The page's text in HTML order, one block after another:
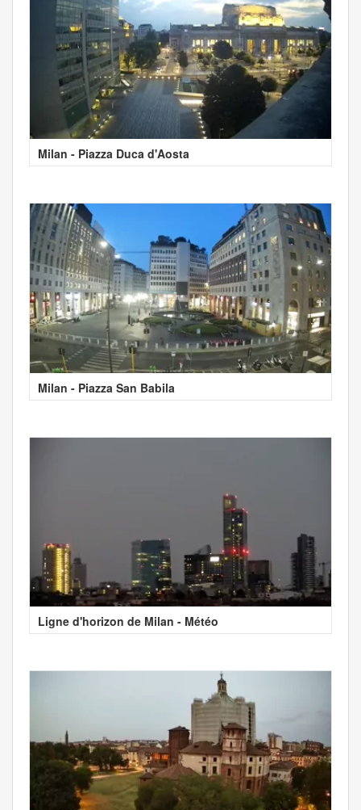
Milan - Piazza Duca d'Aosta
Milan - Piazza San Babila
Ligne d'horizon de Milan - Météo